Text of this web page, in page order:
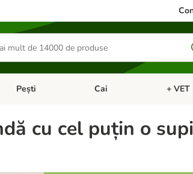
Păsări
Deschideți meniul cu categorii: Animale mici
Pești Deschideți meniul cu
Cai +
cu cel puțin o